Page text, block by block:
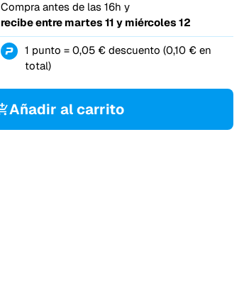
Compra antes de las 16h y
recibe entre martes 11 y miércoles 12
1 punto = 0,05 € descuento (0,10 € en
total)
Añadir al carrito